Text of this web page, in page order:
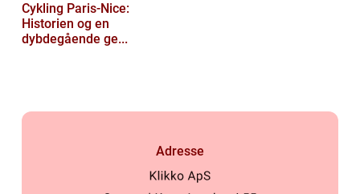
Cykling Paris-Nice:
Historien og en
dybdegående ge...
Adresse